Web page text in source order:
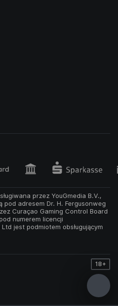
przez YouGmedia B.V.,
pod adresem Dr. H. Fergusonweg
Curaçao Gaming Control Board
numerem licencji
jest podmiotem obsługującym
18+